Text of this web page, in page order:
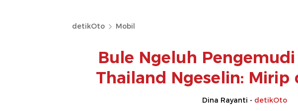
detikOto Mobil
Bule Ngeluh
Thailand Ngeselin: Mirip
Dina Rayanti - detikOto